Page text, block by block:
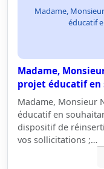
Madame,
éducatif
Madame,
projet éducatif
Madame, Monsieur
éducatif en
dispositif de
vos sollicitations ;…